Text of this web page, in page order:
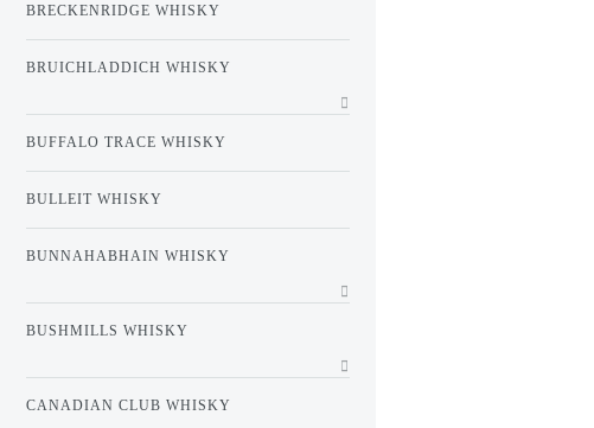
BRECKENRIDGE WHISKY
BRUICHLADDICH WHISKY
BUFFALO TRACE WHISKY
BULLEIT WHISKY
BUNNAHABHAIN WHISKY
BUSHMILLS WHISKY
CANADIAN CLUB WHISKY